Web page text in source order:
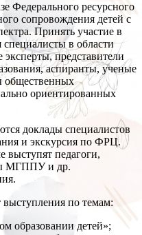
Федерального ресурсного
сопровождения детей с
Принять участие в
в области
эксперты, представители
аспиранты, ученые
общественных
ориентированных
доклады специалистов
и экскурсия по ФРЦ.
выступят педагоги,
МГППУ и др.
по темам:
образовании детей»;